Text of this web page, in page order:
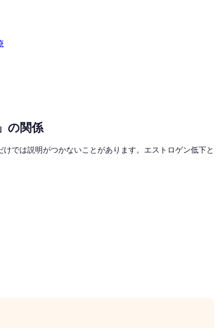
の関係
では説明がつかないことがあります。エストロゲン低下と